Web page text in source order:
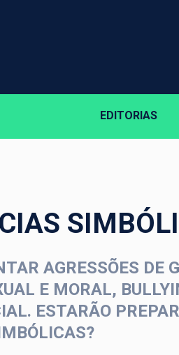
EDITORIAS
AGRESSÕES DE
E MORAL,
ESTARÃO